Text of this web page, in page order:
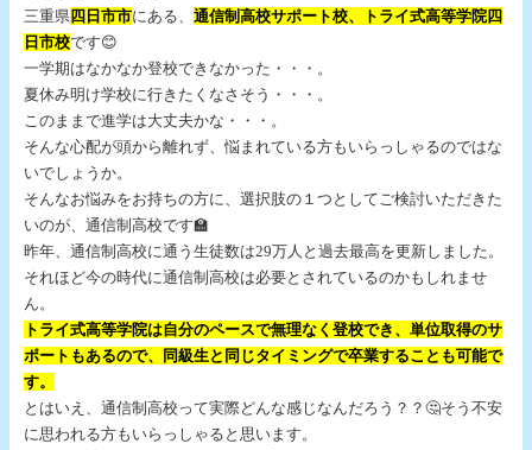
三重県 四日市市にある、 通信制高校サポート校、トライ式高等学院四
日市校です😊
一学期はなかなか登校できなかった・・・。
夏休み明け学校に行きたくなさそう・・・。
このままで進学は大丈夫かな・・・。
そんな心配が頭から離れず、悩まれている方もいらっしゃるのではな
いでしょうか。
そんなお悩みをお持ちの方に、選択肢の１つとしてご検討いただきた
いのが、通信制高校です🏫
昨年、通信制高校に通う生徒数は29万人と過去最高を更新しました。
それほど今の時代に通信制高校は必要とされているのかもしれませ
ん。
トライ式高等学院は自分のペースで無理なく登校でき、単位取得のサ
ポートもあるので、同級生と同じタイミングで卒業することも可能で
す。
とはいえ、通信制高校って実際どんな感じなんだろう？？🤔そう不安
に思われる方もいらっしゃると思います。